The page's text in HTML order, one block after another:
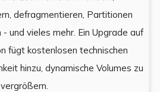
defragmentieren, Partitionen
- und vieles mehr. Ein Upgrade auf
fügt kostenlosen technischen
hinzu, dynamische Volumes zu
vergrößern.